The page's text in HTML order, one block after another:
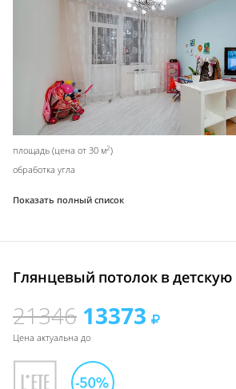
площадь (цена от 30 м2)
обработка угла
Показать полный список
Глянцевый потолок в детскую
21346 13373
Цена актуальна до